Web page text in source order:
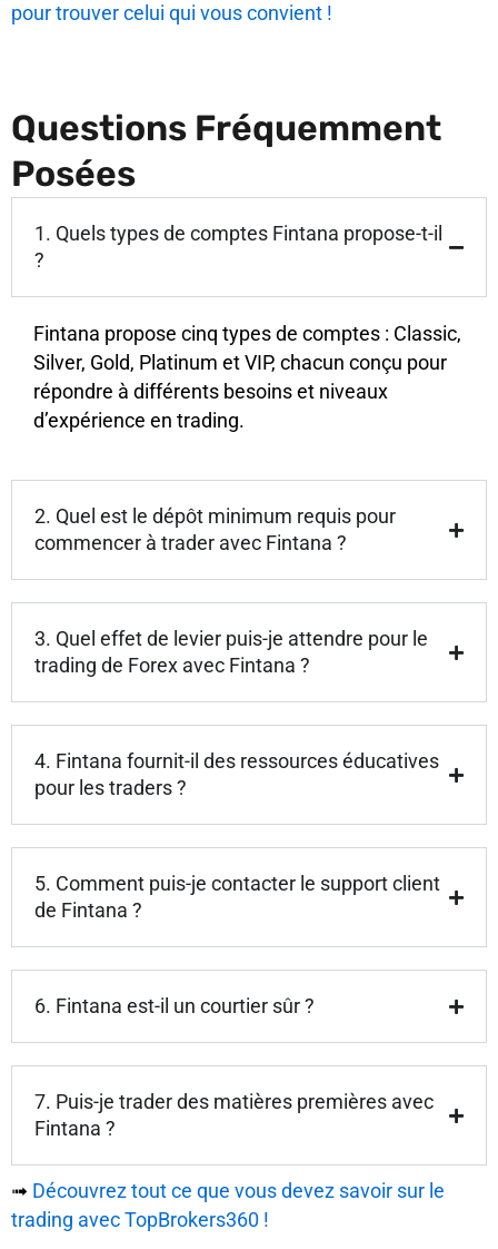
pour trouver celui qui vous convient !
Questions Fréquemment
Posées
1. Quels types de comptes Fintana propose-t-il
?
Fintana propose cinq types de comptes : Classic,
Silver, Gold, Platinum et VIP, chacun conçu pour
répondre à différents besoins et niveaux
d’expérience en trading.
2. Quel est le dépôt minimum requis pour
commencer à trader avec Fintana ?
3. Quel effet de levier puis-je attendre pour le
trading de Forex avec Fintana ?
4. Fintana fournit-il des ressources éducatives
pour les traders ?
5. Comment puis-je contacter le support client
de Fintana ?
6. Fintana est-il un courtier sûr ?
7. Puis-je trader des matières premières avec
Fintana ?
➟ Découvrez tout ce que vous devez savoir sur le
trading avec TopBrokers360 !